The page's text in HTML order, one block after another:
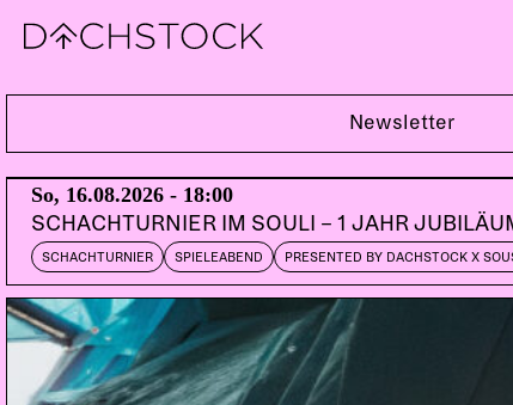
Newsletter
So, 16.08.2026 - 18:00
SCHACHTURNIER IM SOULI – 1 JAHR
SCHACHTURNIER SPIELEABEND PRESENTED BY DACHSTOCK X